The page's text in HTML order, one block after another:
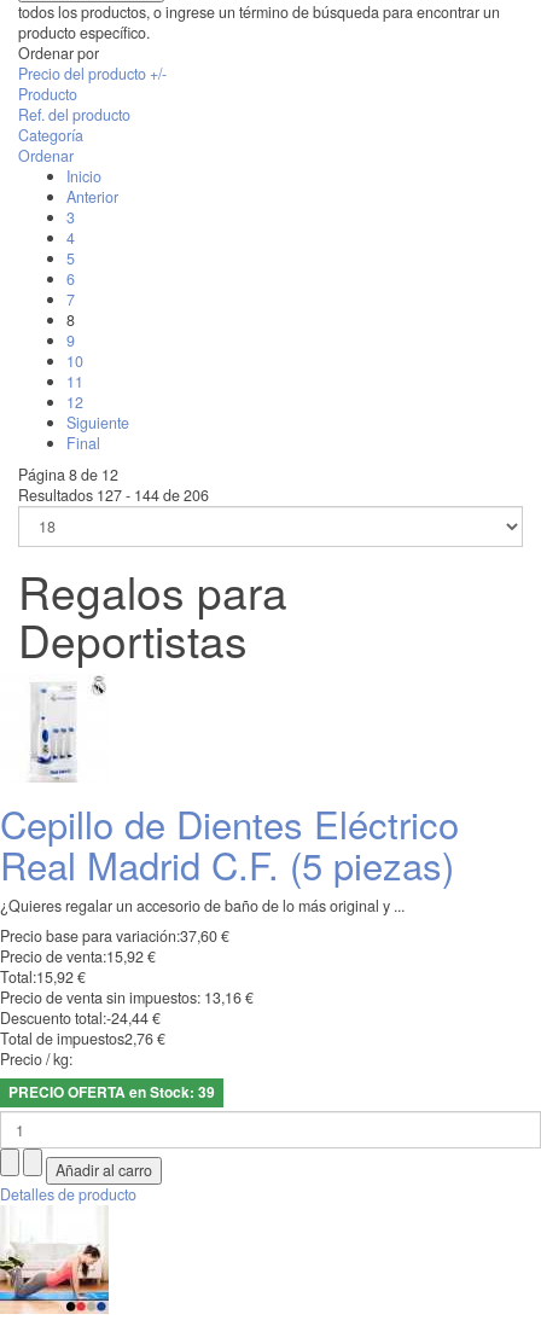
todos los productos, o ingrese un término de búsqueda para encontrar un
producto específico.
Ordenar por
Precio del producto +/-
Producto
Ref. del producto
Categoría
Ordenar
Inicio
Anterior
3
4
5
6
7
8
9
10
11
12
Siguiente
Final
Página 8 de 12
Resultados 127 - 144 de 206
Regalos para
Deportistas
Cepillo de Dientes Eléctrico
Real Madrid C.F. (5 piezas)
¿Quieres regalar un accesorio de baño de lo más original y ...
Precio base para variación:37,60 €
Precio de venta:15,92 €
Total:15,92 €
Precio de venta sin impuestos: 13,16 €
Descuento total:-24,44 €
Total de impuestos2,76 €
Precio / kg:
PRECIO OFERTA en Stock: 39
Detalles de producto